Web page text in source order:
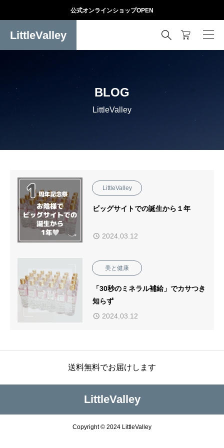
公式オンラインショップOPEN
LittleValley 
BLOG
LittleValley
LittleValley
ビッグサイトでの誕生から１年
2024.03.12
美と健康
「30秒のミネラル補給」でカサつき
知らず
2024.03.12
送料無料でお届けします
LittleValley
Copyright © 2024 LittleValley